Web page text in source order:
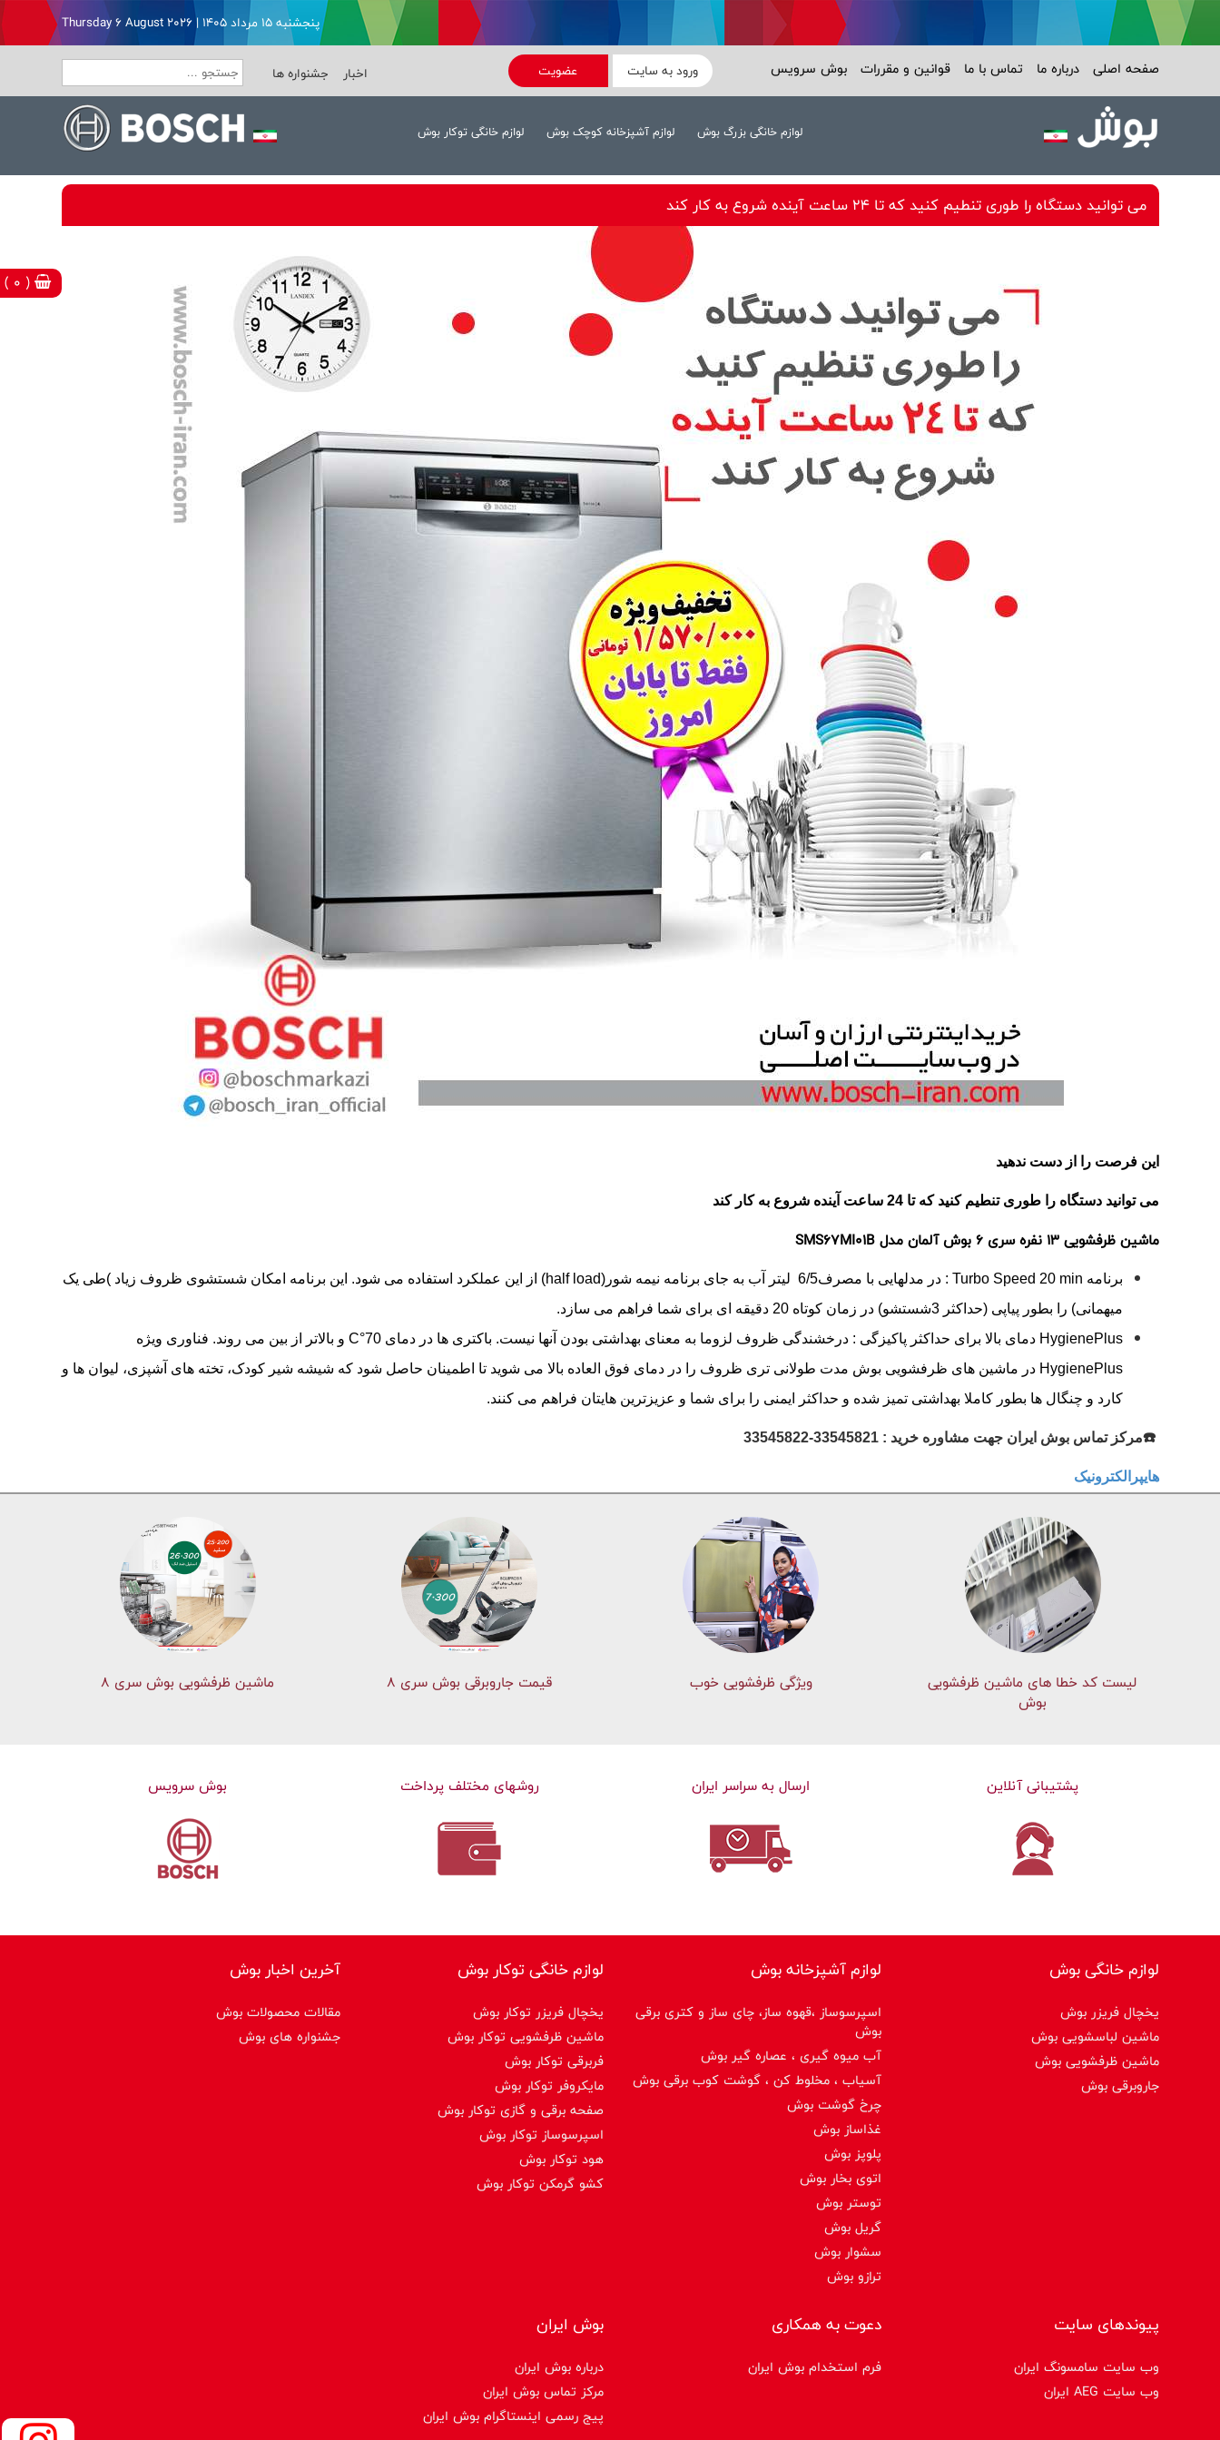
( 0 )
پنجشنبه ۱۵ مرداد ۱۴۰۵ | Thursday 6 August 2026
صفحه اصلی درباره ما تماس با ما قوانین و مقررات بوش سرویس ورود به سایت عضویت اخبار جشنواره ها
لوازم خانگی بزرگ بوش لوازم آشپزخانه کوچک بوش لوازم خانگی توکار بوش
می توانید دستگاه را طوری تنطیم کنید که تا 24 ساعت آینده شروع به کار کند
این فرصت را از دست ندهید
می توانید دستگاه را طوری تنطیم کنید که تا 24 ساعت آینده شروع به کار کند
ماشین ظرفشویی 13 نفره سری 6 بوش آلمان مدل SMS67MI01B
برنامه Turbo Speed 20 min : در مدلهایی با مصرف6/5 لیتر آب به جای برنامه نیمه شور(half load) از این عملكرد استفاده می شود. این برنامه امكان شستشوی ظروف زیاد )طی یک
میهمانی) را بطور پیاپی (حداكثر 3شستشو) در زمان كوتاه 20 دقیقه ای برای شما فراهم می سازد.
HygienePlus دمای بالا برای حداکثر پاکیزگی : درخشندگی ظروف لزوما به معنای بهداشتی بودن آنها نیست. باکتری ها در دمای 70°C و بالاتر از بین می روند. فناوری ویژه
HygienePlus در ماشین های ظرفشویی بوش مدت طولانی تری ظروف را در دمای فوق العاده بالا می شوید تا اطمینان حاصل شود که شیشه شیر کودک، تخته های آشپزی، لیوان ها و
کارد و چنگال ها بطور کاملا بهداشتی تمیز شده و حداکثر ایمنی را برای شما و عزیزترین هایتان فراهم می کنند.
☎️مرکز تماس بوش ایران جهت مشاوره خرید : 33545821-33545822
هایپرالکترونیک
لیست کد خطا های ماشين ظرفشویی
بوش
ویژگی ظرفشویی خوب قیمت جاروبرقی بوش سری ۸ ماشین ظرفشویی بوش سری 8
پشتیبانی آنلاین ارسال به سراسر ایران روشهای مختلف پرداخت بوش سرویس
لوازم خانگی بوش
یخچال فریزر بوش
ماشین لباسشویی بوش
ماشین ظرفشویی بوش
جاروبرقی بوش
لوازم آشپزخانه بوش
اسپرسوساز ،قهوه ساز، چای ساز و کتری برقی
بوش
آب میوه گیری ، عصاره گیر بوش
آسیاب ، مخلوط کن ، گوشت کوب برقی بوش
چرخ گوشت بوش
غذاساز بوش
پلوپز بوش
اتوی بخار بوش
توستر بوش
گریل بوش
سشوار بوش
ترازو بوش
لوازم خانگی توکار بوش
یخچال فریزر توکار بوش
ماشین ظرفشویی توکار بوش
فربرقی توکار بوش
مایکروفر توکار بوش
صفحه برقی و گازی توکار بوش
اسپرسوساز توكار بوش
هود توکار بوش
کشو گرمکن توکار بوش
آخرین اخبار بوش
مقالات محصولات بوش
جشنواره های بوش
پیوندهای سایت
وب سایت سامسونگ ایران
وب سایت AEG ایران
دعوت به همکاری
فرم استخدام بوش ایران
بوش ایران
درباره بوش ایران
مرکز تماس بوش ایران
پیج رسمی اینستاگرام بوش ایران